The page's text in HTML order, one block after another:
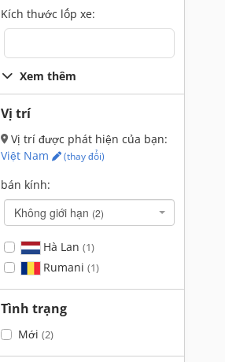
Kích thước lốp xe:
Xem thêm
Vị trí
Vị trí được phát hiện của bạn:
Việt Nam
(thay đổi)
bán kính:
Không giới hạn (2)
Hà Lan (1)
Rumani (1)
Tình trạng
Mới (2)